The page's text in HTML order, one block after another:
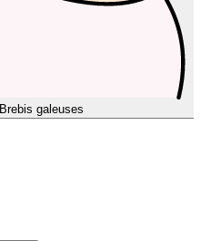
Brebis galeuses